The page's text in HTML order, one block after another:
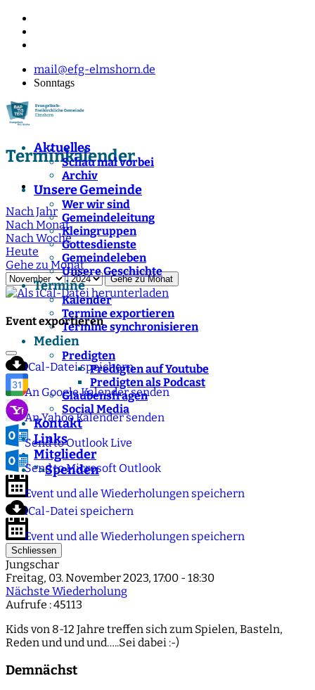
mail@efg-elmshorn.de
Sonntags
Aktuelles
Schau mal vorbei
Archiv
Unsere Gemeinde
Wer wir sind
Gemeindeleitung
Kleingruppen
Gottesdienste
Gemeindeleben
Unsere Geschichte
Termine
Kalender
Termine exportieren
Termine synchronisieren
Medien
Predigten
Predigten auf Youtube
Predigten als Podcast
Glaubensfragen
Social Media
Kontakt
Links
Mitglieder
">Spenden
Terminkalender
Nach Jahr
Nach Monat
Nach Woche
Heute
Gehe zu Monat
Gehe zu Monat
Event exportieren
iCal-Datei speichern
An Google Kalender senden
An Yahoo Kalender senden
Send to Outlook Live
Send to Microsoft Outlook
Event und alle Wiederholungen speichern
iCal-Datei speichern
Event und alle Wiederholungen speichern
Schliessen
Jungschar
Freitag, 03. November 2023, 17:00 - 18:30
Nächste Wiederholung
Aufrufe : 45113
Kids von 8-12 Jahre treffen sich zum Spielen, Basteln,
Reden und und und…..Sei dabei :-)
Demnächst